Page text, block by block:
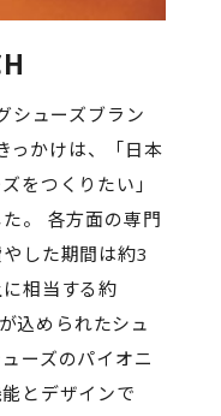
シューズブラン
っかけは、「日本
をつくりたい」
。 各方面の専門
した期間は約3
相当する約
込められたシュ
ーズのパイオニ
とデザインで